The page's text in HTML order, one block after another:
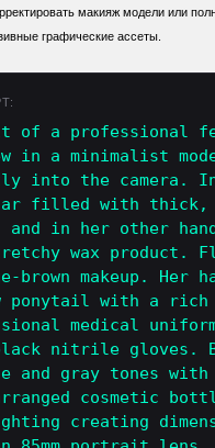
макияж модели или
графические ассеты.
of a professional
in a minimalist
into the camera. In
filled with thick,
and in her other
wax product.
brown makeup. Her
with a rich
medical
nitrile gloves.
and gray tones
cosmetic
creating